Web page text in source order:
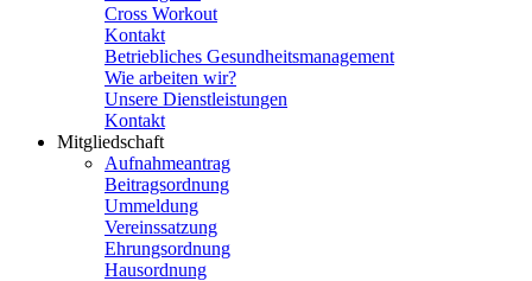
Cross Workout
Kontakt
Betriebliches Gesundheitsmanagement
Wie arbeiten wir?
Unsere Dienstleistungen
Kontakt
Mitgliedschaft
Aufnahmeantrag
Beitragsordnung
Ummeldung
Vereinssatzung
Ehrungsordnung
Hausordnung